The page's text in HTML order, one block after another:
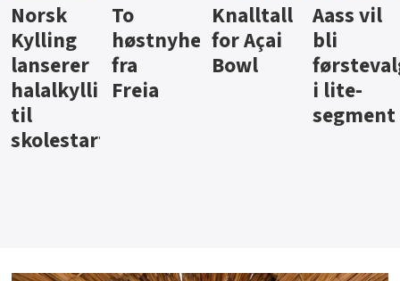
Knalltall
for Açai
Bowl
Aass vil
bli
førstevalg
i lite-
Brus og
jus fra
Berentsen
Hard
iste fra
Hansa